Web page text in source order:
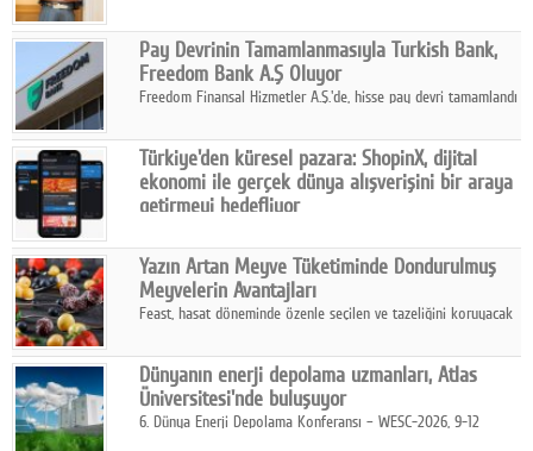
Pay Devrinin Tamamlanmasıyla Turkish Bank,
Freedom Bank A.Ş Oluyor
Freedom Finansal Hizmetler A.Ş.'de, hisse pay devri tamamlandı
Turkish Bank'ın ticaret unvanının “Freedom Bank A.Ş.” olmasına
karar verildi.
Türkiye'den küresel pazara: ShopinX, dijital
ekonomi ile gerçek dünya alışverişini bir araya
getirmeyi hedefliyor
ekonomi ile gerçek dünya alışveriş deneyimi arasında köprü
kurmayı hedefleyen vizyonuyla uluslararası pazarlara açılıyor.
Yazın Artan Meyve Tüketiminde Dondurulmuş
Meyvelerin Avantajları
Feast, hasat döneminde özenle seçilen ve tazeliğini koruyacak
pratik, güvenilir ve lezzetli bir alternatif sunuyor.
Dünyanın enerji depolama uzmanları, Atlas
Üniversitesi'nde buluşuyor
6. Dünya Enerji Depolama Konferansı – WESC-2026, 9-12